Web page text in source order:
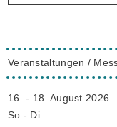
Veranstaltungen /
16. - 18. August 2026
So - Di